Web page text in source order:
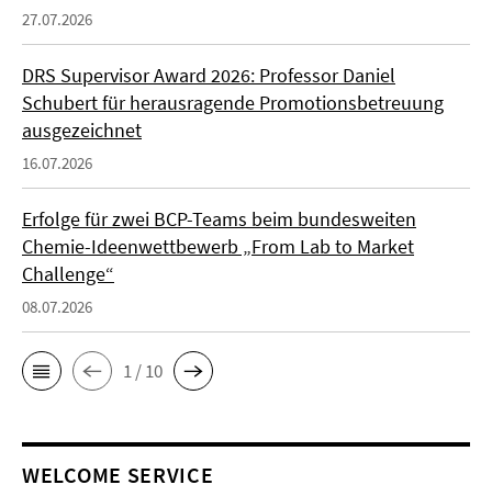
27.07.2026
DRS Supervisor Award 2026: Professor Daniel
Schubert für herausragende Promotionsbetreuung
ausgezeichnet
16.07.2026
Erfolge für zwei BCP-Teams beim bundesweiten
Chemie-Ideenwettbewerb „From Lab to Market
Challenge“
08.07.2026
1 / 10
WELCOME SERVICE